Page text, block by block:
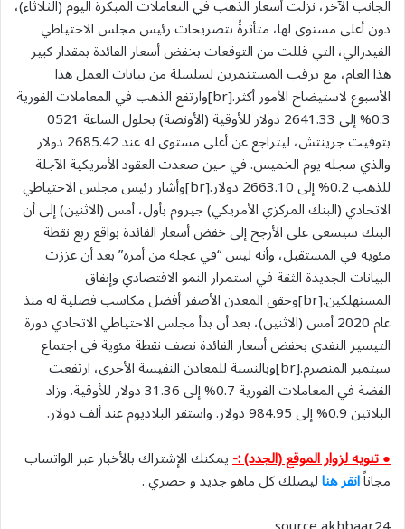
الجانب الآخر، نزلت أسعار الذهب في التعاملات المبكرة اليوم (الثلاثاء)،
دون أعلى مستوى لها، متأثرةً بتصريحات رئيس مجلس الاحتياطي
الفيدرالي، التي قللت من التوقعات بخفض أسعار الفائدة بمقدار كبير
هذا العام، مع ترقب المستثمرين لسلسلة من بيانات العمل هذا
الأسبوع لاستيضاح الأمور أكثر.[br]وارتفع الذهب في المعاملات الفورية
0.3% إلى 2641.33 دولار للأوقية (الأونصة) بحلول الساعة 0521
بتوقيت جرينتش، ليتراجع عن أعلى مستوى له عند 2685.42 دولار
والذي سجله يوم الخميس. في حين صعدت العقود الأمريكية الآجلة
للذهب 0.2% إلى 2663.10 دولار.[br]وأشار رئيس مجلس الاحتياطي
الاتحادي (البنك المركزي الأمريكي) جيروم بأول، أمس (الاثنين) إلى أن
البنك سيسعى على الأرجح إلى خفض أسعار الفائدة بواقع ربع نقطة
مئوية في المستقبل، وأنه ليس “في عجلة من أمره” بعد أن عززت
البيانات الجديدة الثقة في استمرار النمو الاقتصادي وإنفاق
المستهلكين.[br]وحقق المعدن الأصفر أفضل مكاسب فصلية له منذ
عام 2020 أمس (الاثنين)، بعد أن بدأ مجلس الاحتياطي الاتحادي دورة
التيسير النقدي بخفض أسعار الفائدة نصف نقطة مئوية في اجتماع
سبتمبر المنصرم.[br]وبالنسبة للمعادن النفيسة الأخرى، ارتفعت
الفضة في المعاملات الفورية 0.7% إلى 31.36 دولار للأوقية. وزاد
البلاتين 0.9% إلى 984.95 دولار. واستقر البلاديوم عند ألف دولار.
● تنويه لزوار الموقع (الجدد) :-يمكنك الإشتراك بالأخبار عبر الواتساب
مجاناًانقر هناليصلك كل ماهو جديد و حصري .